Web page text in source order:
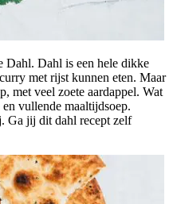
Dahl. Dahl is een hele dikke
met rijst kunnen eten. Maar
met veel zoete aardappel. Wat
vullende maaltijdsoep.
Ga jij dit dahl recept zelf